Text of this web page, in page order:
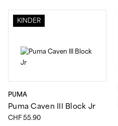
KINDER
PUMA
Puma Caven III Block Jr
CHF 55.90